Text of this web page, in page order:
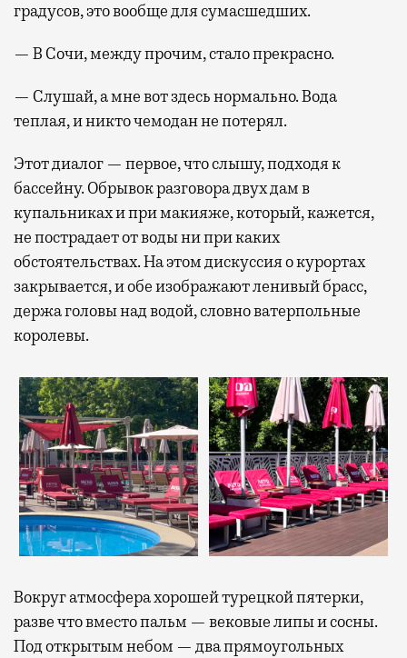
градусов, это вообще для сумасшедших.
— В Сочи, между прочим, стало прекрасно.
— Слушай, а мне вот здесь нормально. Вода
теплая, и никто чемодан не потерял.
Этот диалог — первое, что слышу, подходя к
бассейну. Обрывок разговора двух дам в
купальниках и при макияже, который, кажется,
не пострадает от воды ни при каких
обстоятельствах. На этом дискуссия о курортах
закрывается, и обе изображают ленивый брасс,
держа головы над водой, словно ватерпольные
королевы.
Вокруг атмосфера хорошей турецкой пятерки,
разве что вместо пальм — вековые липы и сосны.
Под открытым небом — два прямоугольных